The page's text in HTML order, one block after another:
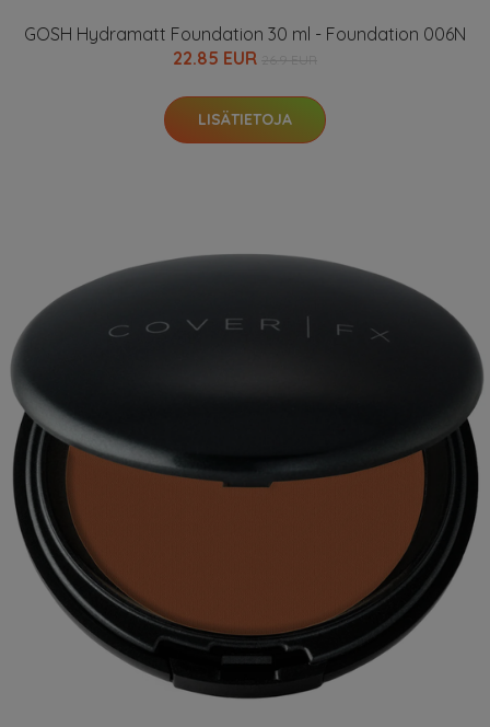
GOSH Hydramatt Foundation 30 ml - Foundation 006N
22.85 EUR
LISÄTIETOJA